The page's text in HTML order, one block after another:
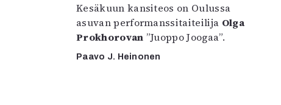
Kesäkuun kansiteos on Oulussa
asuvan performanssitaiteilija Olga
Prokhorovan ”Juoppo Joogaa”.
Paavo J. Heinonen